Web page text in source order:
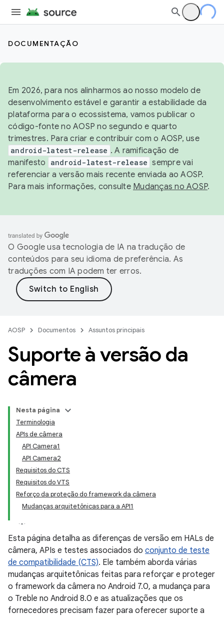
DOCUMENTAÇÃO
Em 2026, para nos alinharmos ao nosso modelo de
desenvolvimento estável e garantir a estabilidade da
plataforma para o ecossistema, vamos publicar o
código-fonte no AOSP no segundo e quarto
trimestres. Para criar e contribuir com o AOSP, use
android-latest-release . A ramificação de
manifesto
android-latest-release sempre vai
referenciar a versão mais recente enviada ao AOSP.
Para mais informações, consulte Mudanças no AOSP.
O Google usa tecnologia de IA na tradução de
conteúdos para seu idioma de preferência. As
traduções com IA podem ter erros.
AOSP Documentos Assuntos principais
Suporte à versão da
câmera
Nesta página
Terminologia
APIs de câmera
API Camera1
API Camera2
Requisitos do CTS
Requisitos do VTS
Reforço da proteção do framework da câmera
Mudanças arquitetônicas para a API1
Esta página detalha as diferenças de versão em HALs de
câmera, APIs e testes associados do conjunto de teste
de compatibilidade (CTS). Ele também aborda várias
mudanças arquitetônicas feitas para reforçar e proteger
o framework da câmera no Android 7.0, a mudança para
o Treble no Android 8.0 e as atualizações que os
fornecedores precisam fazer para oferecer suporte a